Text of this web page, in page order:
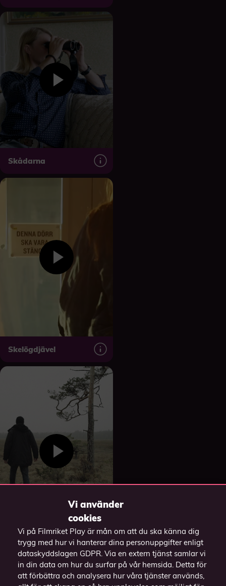
Vi använder
cookies
Vi på Filmriket Play är mån om att du ska känna dig
trygg med hur vi hanterar dina personuppgifter enligt
dataskyddslagen GDPR. Via en extern tjänst samlar vi
in din data om hur du surfar på vår hemsida. Detta för
att förbättra och analysera hur våra tjänster används,
Skådarna
Skelögdjävel
The Limestone
Conflict
2016